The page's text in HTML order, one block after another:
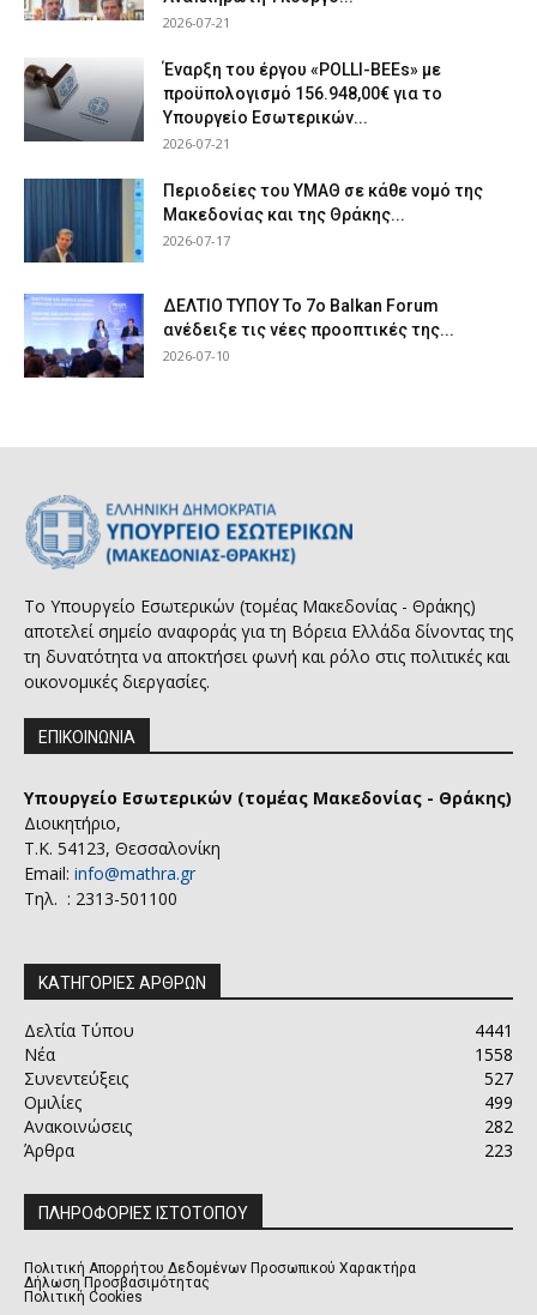
2026-07-21
Έναρξη του έργου «POLLI-BEEs» με
προϋπολογισμό 156.948,00€ για το
Υπουργείο Εσωτερικών...
2026-07-21
Περιοδείες του ΥΜΑΘ σε κάθε νομό της
Μακεδονίας και της Θράκης...
2026-07-17
ΔΕΛΤΙΟ ΤΥΠΟΥ Το 7ο Balkan Forum
ανέδειξε τις νέες προοπτικές της...
2026-07-10
Το Υπουργείο Εσωτερικών (τομέας Μακεδονίας - Θράκης)
αποτελεί σημείο αναφοράς για τη Βόρεια Ελλάδα δίνοντας της
τη δυνατότητα να αποκτήσει φωνή και ρόλο στις πολιτικές και
οικονομικές διεργασίες.
ΕΠΙΚΟΙΝΩΝΙΑ
Υπουργείο Εσωτερικών (τομέας Μακεδονίας - Θράκης)
Διοικητήριο,
Τ.Κ. 54123, Θεσσαλονίκη
Email: info@mathra.gr
Τηλ. : 2313-501100
ΚΑΤΗΓΟΡΙΕΣ ΑΡΘΡΩΝ
Δελτία Τύπου
4441
Νέα
1558
Συνεντεύξεις
527
Ομιλίες
499
Ανακοινώσεις
282
Άρθρα
223
ΠΛΗΡΟΦΟΡΙΕΣ ΙΣΤΟΤΟΠΟΥ
Πολιτική Απορρήτου Δεδομένων Προσωπικού Χαρακτήρα
Δήλωση Προσβασιμότητας
Πολιτική Cookies